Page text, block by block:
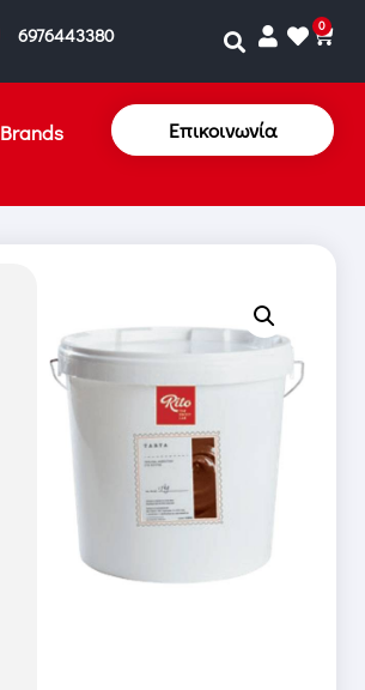
6976443380 0
Brands Επικοινωνία